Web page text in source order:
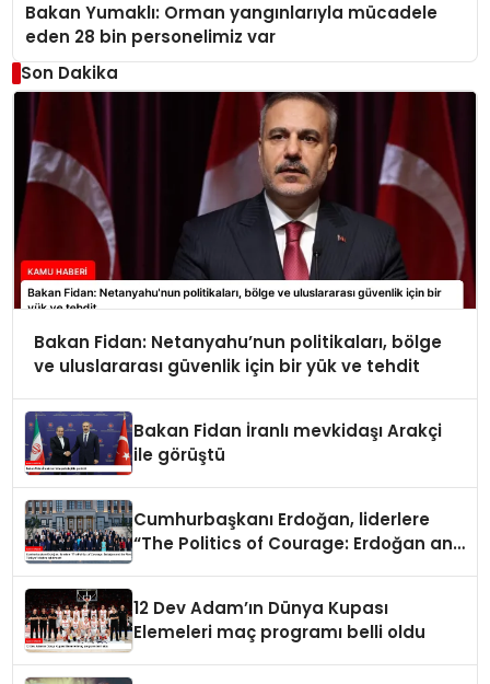
Bakan Yumaklı: Orman yangınlarıyla mücadele
eden 28 bin personelimiz var
Son Dakika
Bakan Fidan: Netanyahu’nun politikaları, bölge
ve uluslararası güvenlik için bir yük ve tehdit
Bakan Fidan İranlı mevkidaşı Arakçi
ile görüştü
Cumhurbaşkanı Erdoğan, liderlere
“The Politics of Courage: Erdoğan and
12 Dev Adam’ın Dünya Kupası
Elemeleri maç programı belli oldu